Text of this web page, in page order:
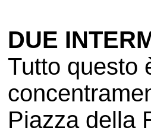
DUE
Tutto questo
Piazza della